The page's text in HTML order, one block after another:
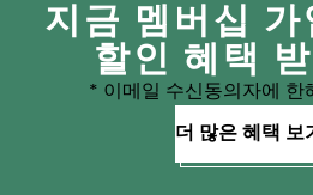
지금 멤버십 가
할인 혜택
* 이메일 수신동의자에 한
더 많은 혜택 보